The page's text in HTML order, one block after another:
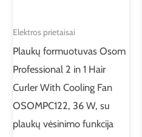
Elektros prietaisai
Plaukų formuotuvas Osom
Professional 2 in 1 Hair
Curler With Cooling Fan
OSOMPC122, 36 W, su
plaukų vėsinimo funkcija